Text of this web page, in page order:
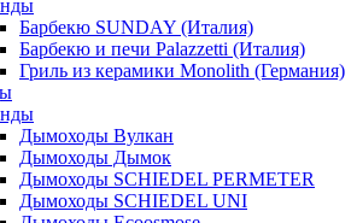
Барбекю SUNDAY (Италия)
Барбекю и печи Palazzetti (Италия)
Гриль из керамики Monolith (Германия)
Дымоходы Вулкан
Дымоходы Дымок
Дымоходы SCHIEDEL PERMETER
Дымоходы SCHIEDEL UNI